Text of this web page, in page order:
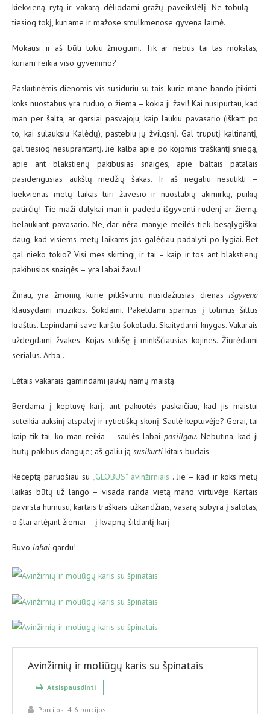
kiekvieną rytą ir vakarą dėliodami gražų paveikslėlį. Ne tobulą –
tiesiog tokį, kuriame ir mažose smulkmenose gyvena laimė.
Mokausi ir aš būti tokiu žmogumi. Tik ar nebus tai tas mokslas,
kuriam reikia viso gyvenimo?
Paskutinėmis dienomis vis susiduriu su tais, kurie mane bando įtikinti,
koks nuostabus yra ruduo, o žiema – kokia ji žavi! Kai nusipurtau, kad
man per šalta, ar garsiai pasvajoju, kaip laukiu pavasario (iškart po
to, kai sulauksiu Kalėdų), pastebiu jų žvilgsnį. Gal truputį kaltinantį,
gal tiesiog nesuprantantį. Jie kalba apie po kojomis traškantį sniegą,
apie ant blakstienų pakibusias snaiges, apie baltais patalais
pasidengusias aukštų medžių šakas. Ir aš negaliu nesutikti –
kiekvienas metų laikas turi žavesio ir nuostabių akimirkų, puikių
patirčių! Tie maži dalykai man ir padeda išgyventi rudenį ar žiemą,
belaukiant pavasario. Ne, dar nėra manyje meilės tiek besąlygiškai
daug, kad visiems metų laikams jos galėčiau padalyti po lygiai. Bet
gal nieko tokio? Visi mes skirtingi, ir tai – kaip ir tos ant blakstienų
pakibusios snaigės – yra labai žavu!
Žinau, yra žmonių, kurie pilkšvumu nusidažiusias dienas išgyvena
klausydami muzikos. Šokdami. Pakeldami sparnus į tolimus šiltus
kraštus. Lepindami save karštu šokoladu. Skaitydami knygas. Vakarais
uždegdami žvakes. Kojas sukišę į minkščiausias kojines. Žiūrėdami
serialus. Arba…
Lėtais vakarais gamindami jaukų namų maistą.
Berdama į keptuvę karį, ant pakuotės paskaičiau, kad jis maistui
suteikia auksinį atspalvį ir rytietišką skonį. Saulė keptuvėje? Gerai, tai
kaip tik tai, ko man reikia – saulės labai pasiilgau. Nebūtina, kad ji
būtų pakibus danguje; aš galiu ją susikurti kitais būdais.
Receptą paruošiau su „GLOBUS“ avinžirniais . Jie – kad ir koks metų
laikas būtų už lango – visada randa vietą mano virtuvėje. Kartais
pavirsta humusu, kartais traškiais užkandžiais, vasarą subyra į salotas,
o štai artėjant žiemai – į kvapnų šildantį karį.
Buvo labai gardu!
Avinžirnių ir moliūgų karis su špinatais
Atsispausdinti
Porcijos: 4-6 porcijos